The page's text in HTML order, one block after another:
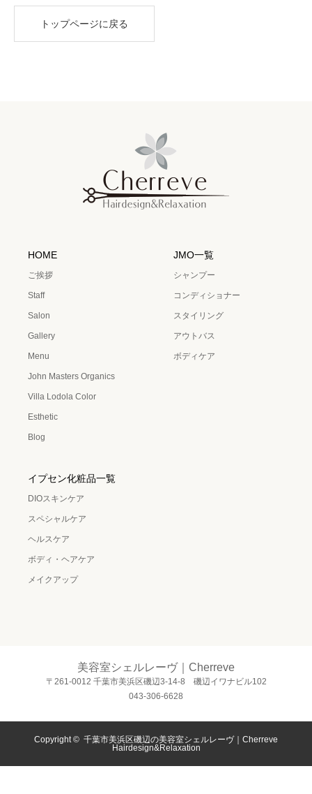
トップページに戻る
HOME
ご挨拶
Staff
Salon
Gallery
Menu
John Masters Organics
Villa Lodola Color
Esthetic
Blog
JMO一覧
シャンプー
コンディショナー
スタイリング
アウトバス
ボディケア
イプセン化粧品一覧
DIOスキンケア
スペシャルケア
ヘルスケア
ボディ・ヘアケア
メイクアップ
美容室シェルレーヴ｜Cherreve
〒261-0012 千葉市美浜区磯辺3-14-8 磯辺イワナビル102
043-306-6628
Copyright © 千葉市美浜区磯辺の美容室シェルレーヴ｜Cherreve
Hairdesign&Relaxation